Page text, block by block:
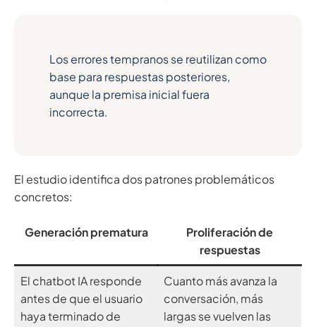
Los errores tempranos se reutilizan como
base para respuestas posteriores,
aunque la premisa inicial fuera
incorrecta.
El estudio identifica dos patrones problemáticos
concretos:
Generación prematura
Proliferación de
respuestas
El chatbot IA responde
antes de que el usuario
haya terminado de
Cuanto más avanza la
conversación, más
largas se vuelven las